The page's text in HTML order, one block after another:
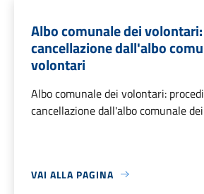
Albo comunale dei volontari:
cancellazione dall'albo
volontari
Albo comunale dei volontari:
cancellazione dall'albo comunale
VAI ALLA PAGINA